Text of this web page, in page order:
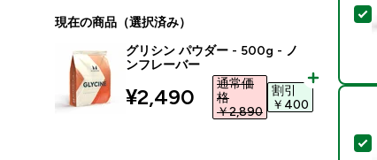
現在の商品（選択済み）
グリシン パウダー - 500g - ノ
ンフレーバー
discounted price
¥2,490‎
通常価
格
￥2,890‎
割引
￥400‎